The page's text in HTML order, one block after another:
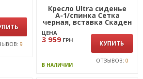
9
Кресло Ultra сиденье
А-1/спинка Сетка
черная, вставка Скаден
ЦЕНА
3 959 ГРН КУПИТЬ
В НАЛИЧИИ
ОТЗЫВОВ: 0